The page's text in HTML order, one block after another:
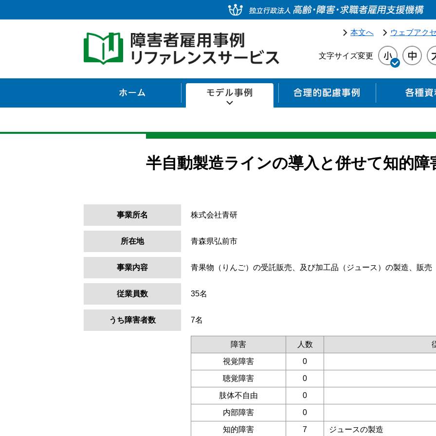
本文へ ウェブアク
文字サイズ変更
モデル事例 合理的配慮事例
半自動製造ラインの導入と併せて知的障
事業所名 株式会社青研
所在地 青森県弘前市
事業内容 青果物（りんご）の受託販売、及び加工品（ジュース）の製造、販売
従業員数 35名
うち障害者数 7名
障害 人数
視覚障害 0
聴覚障害 0
肢体不自由 0
内部障害 0
知的障害 7 ジュースの製造